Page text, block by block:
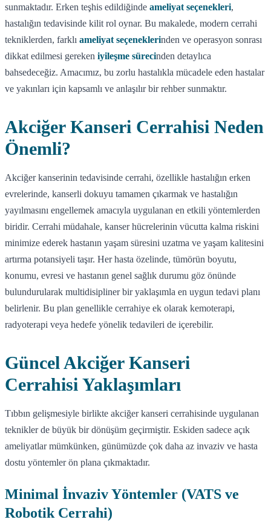
sunmaktadır. Erken teşhis edildiğinde ameliyat seçenekleri,
hastalığın tedavisinde kilit rol oynar. Bu makalede, modern cerrahi
tekniklerden, farklı ameliyat seçeneklerinden ve operasyon sonrası
dikkat edilmesi gereken iyileşme sürecinden detaylıca
bahsedeceğiz. Amacımız, bu zorlu hastalıkla mücadele eden hastalar
ve yakınları için kapsamlı ve anlaşılır bir rehber sunmaktır.
Akciğer Kanseri Cerrahisi Neden
Önemli?
Akciğer kanserinin tedavisinde cerrahi, özellikle hastalığın erken
evrelerinde, kanserli dokuyu tamamen çıkarmak ve hastalığın
yayılmasını engellemek amacıyla uygulanan en etkili yöntemlerden
biridir. Cerrahi müdahale, kanser hücrelerinin vücutta kalma riskini
minimize ederek hastanın yaşam süresini uzatma ve yaşam kalitesini
artırma potansiyeli taşır. Her hasta özelinde, tümörün boyutu,
konumu, evresi ve hastanın genel sağlık durumu göz önünde
bulundurularak multidisipliner bir yaklaşımla en uygun tedavi planı
belirlenir. Bu plan genellikle cerrahiye ek olarak kemoterapi,
radyoterapi veya hedefe yönelik tedavileri de içerebilir.
Güncel Akciğer Kanseri
Cerrahisi Yaklaşımları
Tıbbın gelişmesiyle birlikte akciğer kanseri cerrahisinde uygulanan
teknikler de büyük bir dönüşüm geçirmiştir. Eskiden sadece açık
ameliyatlar mümkünken, günümüzde çok daha az invaziv ve hasta
dostu yöntemler ön plana çıkmaktadır.
Minimal İnvaziv Yöntemler (VATS ve
Robotik Cerrahi)